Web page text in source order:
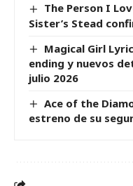
The Person I
Sister’s Stead
Magical Girl
ending y nuevos
julio 2026
Ace of the
estreno de su